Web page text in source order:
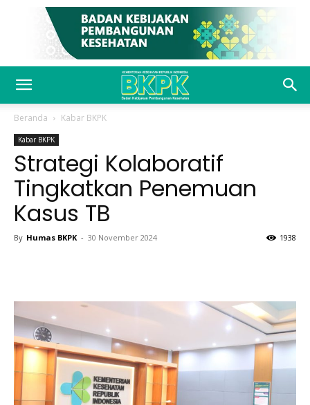
Beranda Kabar BKPK
Kabar BKPK
Strategi Kolaboratif
Tingkatkan Penemuan
Kasus TB
By Humas BKPK - 30 November 2024 1938